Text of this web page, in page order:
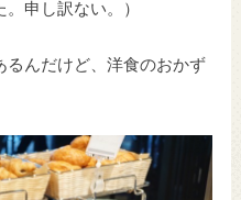
申し訳ない。）
るんだけど、洋食のおかず